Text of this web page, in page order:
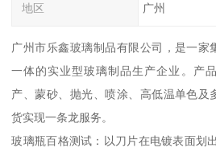
地区 广州
广州市乐鑫玻璃制品有限公司，是一家
一体的实业型玻璃制品生产企业。产
产、蒙砂、抛光、喷涂、高低温单色及
货实现一条龙服务。
玻璃瓶百格测试：以刀片在电镀表面划